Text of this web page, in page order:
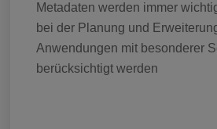
Metadaten werden immer
bei der Planung und
Anwendungen mit besonderer
berücksichtigt werden